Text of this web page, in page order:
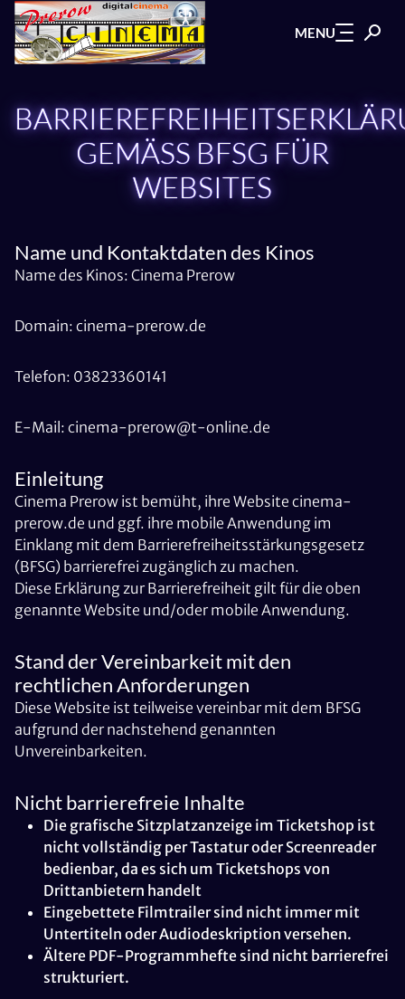
Zum Hauptinhalt springen MENU
GEMÄSS BFSG FÜR W
EBSITES
Name und Kontaktdaten des Kinos
Name des Kinos: Cinema Prerow
Domain: cinema-prerow.de
Telefon: 03823360141
E-Mail: cinema-prerow@t-online.de
Einleitung
Cinema Prerow ist bemüht, ihre Website cinema-
prerow.de und ggf. ihre mobile Anwendung im
Einklang mit dem Barrierefreiheitsstärkungsgesetz
(BFSG) barrierefrei zugänglich zu machen.
Diese Erklärung zur Barrierefreiheit gilt für die oben
genannte Website und/oder mobile Anwendung.
Stand der Vereinbarkeit mit den
rechtlichen Anforderungen
Diese Website ist teilweise vereinbar mit dem BFSG
aufgrund der nachstehend genannten
Unvereinbarkeiten.
Nicht barrierefreie Inhalte
Die grafische Sitzplatzanzeige im Ticketshop ist
nicht vollständig per Tastatur oder Screenreader
bedienbar, da es sich um Ticketshops von
Drittanbietern handelt
Eingebettete Filmtrailer sind nicht immer mit
Untertiteln oder Audiodeskription versehen.
Ältere PDF-Programmhefte sind nicht barrierefrei
strukturiert.